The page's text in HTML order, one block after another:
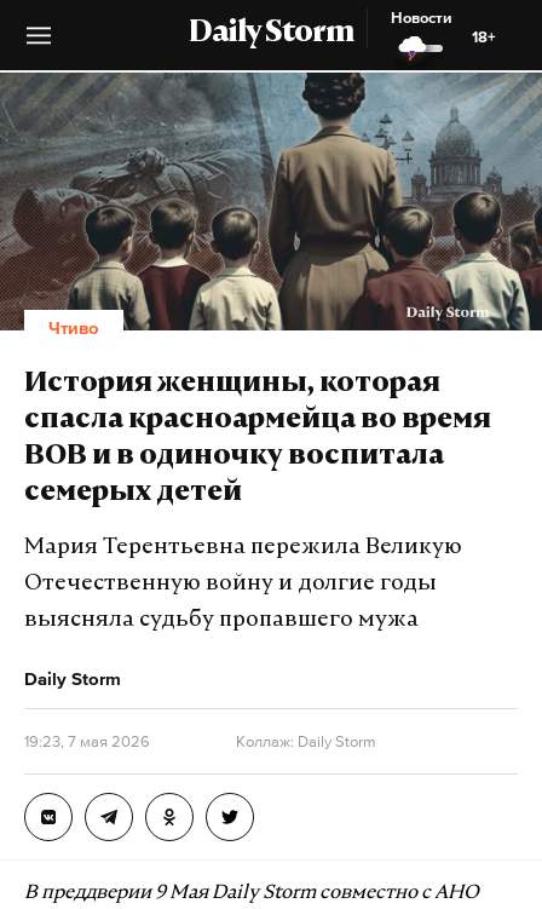
Daily Storm
Новости
18+
Чтиво
История женщины, которая
спасла красноармейца во время
ВОВ и в одиночку воспитала
семерых детей
Мария Терентьевна пережила Великую
Отечественную войну и долгие годы
выясняла судьбу пропавшего мужа
Daily Storm
19:23, 7 мая 2026 Коллаж: Daily Storm
В преддверии 9 Мая Daily Storm совместно с АНО